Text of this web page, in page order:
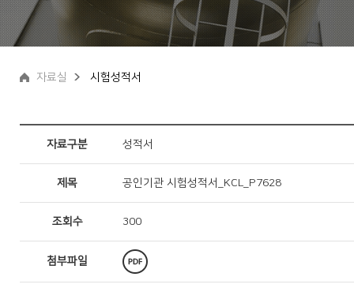
자료실 시험성적서
자료구분 성적서
제목 공인기관 시험성적서_KCL_P7628
조회수 300
첨부파일